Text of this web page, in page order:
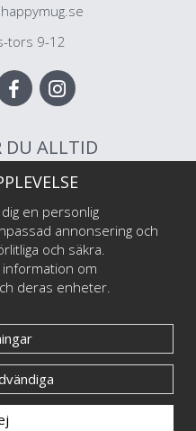
tors 9-12
DU ALLTID
kvalitet
första och största muggtryckeri av
illustratörer och konstnärer. Vi
2025
en personlig
annonsering och
och säkra.
information om
deras enheter.